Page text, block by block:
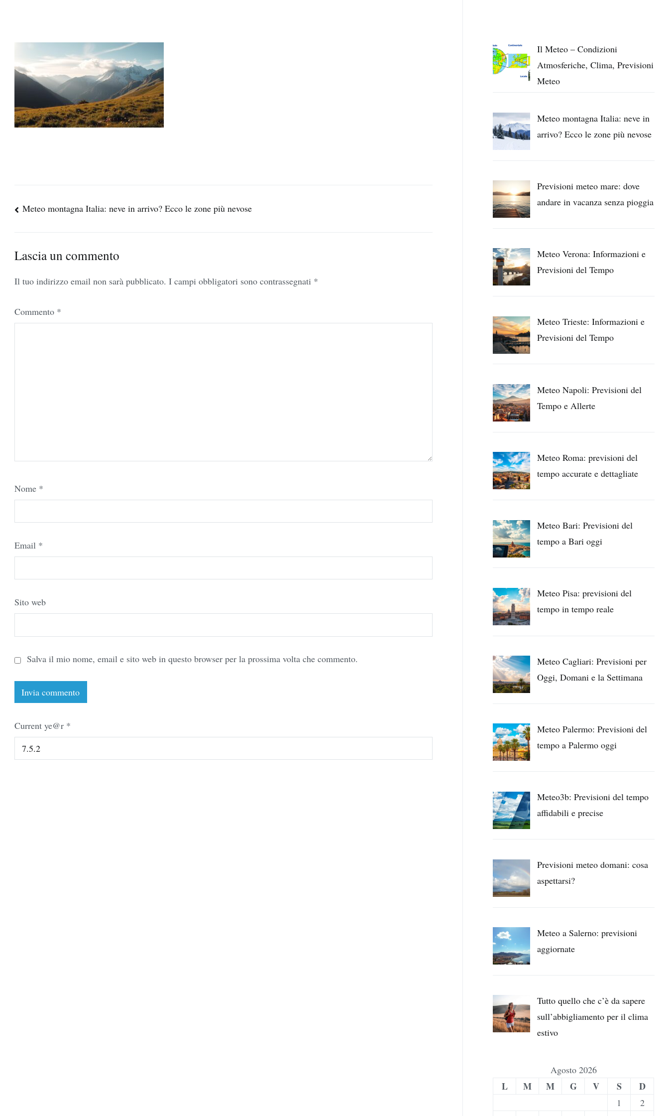
Navigazione
Meteo montagna Italia: neve in arrivo? Ecco le zone più nevose
Lascia un commento
Il tuo indirizzo email non sarà pubblicato. I campi obbligatori sono contrassegnati *
Commento *
Nome *
Email *
Sito web
Salva il mio nome, email e sito web in questo browser per la prossima volta che commento.
Current ye@r *
Il Meteo – Condizioni
Atmosferiche, Clima, Previsioni
Meteo
Meteo montagna Italia: neve in
arrivo? Ecco le zone più nevose
Previsioni meteo mare: dove
andare in vacanza senza pioggia
Meteo Verona: Informazioni e
Previsioni del Tempo
Meteo Trieste: Informazioni e
Previsioni del Tempo
Meteo Napoli: Previsioni del
Tempo e Allerte
Meteo Roma: previsioni del
tempo accurate e dettagliate
Meteo Bari: Previsioni del
tempo a Bari oggi
Meteo Pisa: previsioni del
tempo in tempo reale
Meteo Cagliari: Previsioni per
Oggi, Domani e la Settimana
Meteo Palermo: Previsioni del
tempo a Palermo oggi
Meteo3b: Previsioni del tempo
affidabili e precise
Previsioni meteo domani: cosa
aspettarsi?
Meteo a Salerno: previsioni
aggiornate
Tutto quello che c’è da sapere
sull’abbigliamento per il clima
estivo
Agosto 2026
L M M G V S D
1
2